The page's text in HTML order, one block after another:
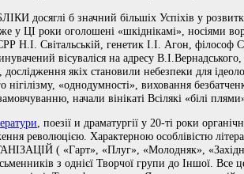
досяглі б значний більшіх Успіхів у
у ЦІ роки оголошені «шкіднікамі», носіями
Н.І. Світальській, генетик І.І. Агон, філософ
вісуваліся на адресу
дослідження якіх становили небезпеки для
нігілізму, «однодумності», виховання
начали вінікаті Всілякі «білі
, поезії и драматургії у 20-ті роки
революцією. Характерною особлівістю
( «Гарт», «Плуг», «Молодняк»,
з однієї Творчої групи до Іншої. Все